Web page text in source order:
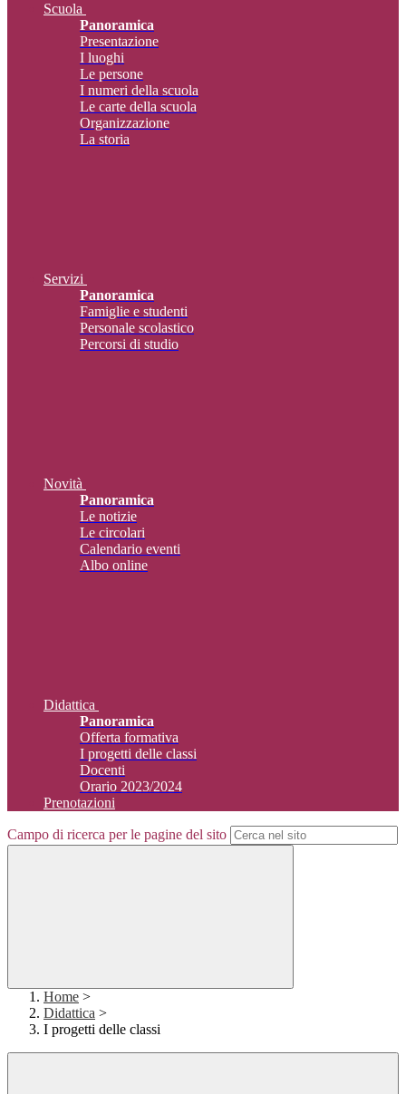
Scuola
Panoramica
Presentazione
I luoghi
Le persone
I numeri della scuola
Le carte della scuola
Organizzazione
La storia
Servizi
Panoramica
Famiglie e studenti
Personale scolastico
Percorsi di studio
Novità
Panoramica
Le notizie
Le circolari
Calendario eventi
Albo online
Didattica
Panoramica
Offerta formativa
I progetti delle classi
Docenti
Orario 2023/2024
Prenotazioni
Campo di ricerca per le pagine del sito
Home >
Didattica >
I progetti delle classi